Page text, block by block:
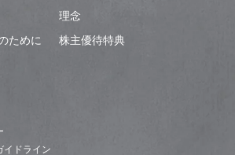
理念
ために
株主優待特典
イドライン